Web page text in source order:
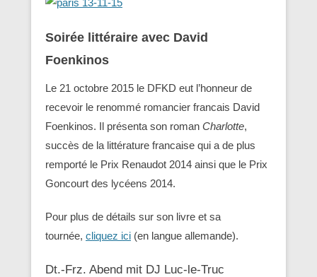
Soirée littéraire avec David
Foenkinos
Le 21 octobre 2015 le DFKD eut l’honneur de
recevoir le renommé romancier francais David
Foenkinos. Il présenta son roman Charlotte,
succès de la littérature francaise qui a de plus
remporté le Prix Renaudot 2014 ainsi que le Prix
Goncourt des lycéens 2014.
Pour plus de détails sur son livre et sa
tournée, cliquez ici (en langue allemande).
Dt.-Frz. Abend mit DJ Luc-le-Truc